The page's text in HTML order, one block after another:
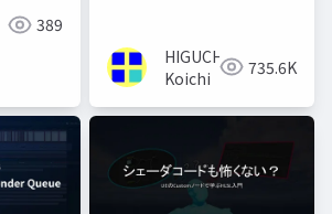
389
HIGUCHI
Koichi
735.6K